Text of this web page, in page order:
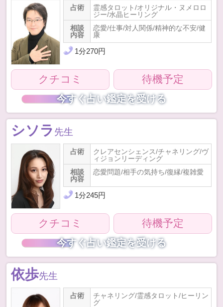
占術
霊感タロット/オリジナル・ヌメロロ
ジー/水晶ヒーリング
相談
内容
恋愛/仕事/対人関係/精神的な不安/健
康
1分270円
クチコミ 待機予定
今すぐ占い鑑定を受ける
シソラ 先生
占術
クレアセンシェンス/チャネリング/ヴ
ィジョンリーディング
相談
内容
恋愛問題/相手の気持ち/復縁/複雑愛
1分245円
クチコミ 待機予定
今すぐ占い鑑定を受ける
依歩先生
占術
チャネリング/霊感タロット/ヒーリン
グ